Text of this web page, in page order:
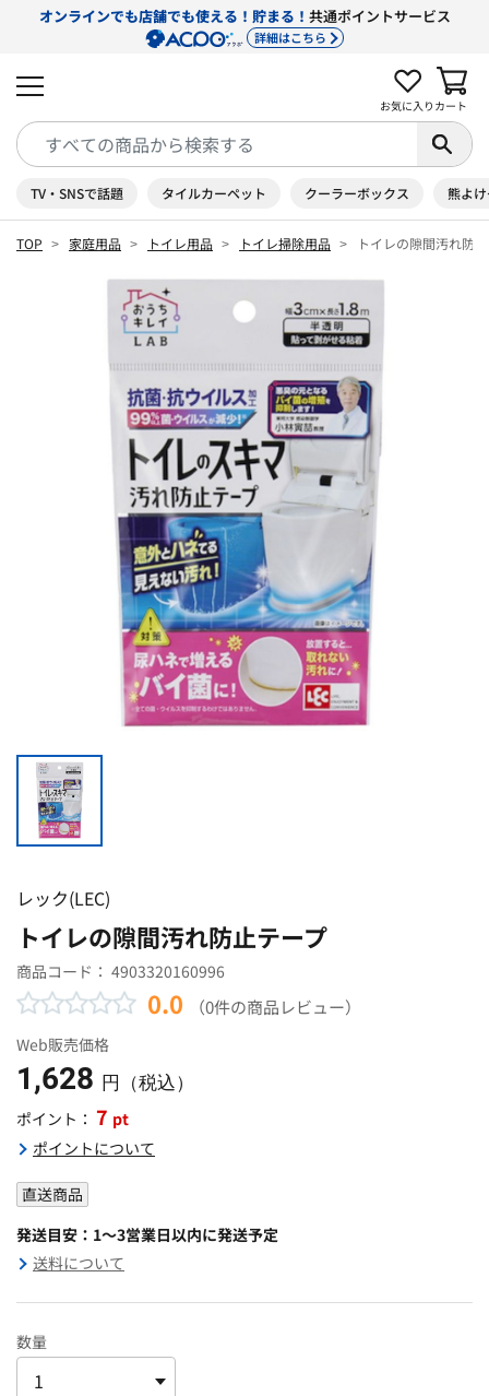
オンラインでも店舗でも使える！貯まる！ 共通ポイントサービス
詳細はこちら
お気に入り カート
TV・SNSで話題 タイルカーペット クーラーボックス 熊よ
TOP 家庭用品 トイレ用品 トイレ掃除用品 トイレの隙間汚れ防
レック(LEC)
トイレの隙間汚れ防止テープ
商品コード： 4903320160996
0.0 （0件の商品レビュー）
Web販売価格
1,628 円（税込）
ポイント： 7 pt
ポイントについて
直送商品
発送目安：1～3営業日以内に発送予定
送料について
数量